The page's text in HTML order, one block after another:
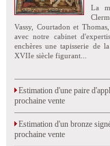
La
Vassy, Courtadon et
avec notre cabinet
enchères une tapisserie de
XVIIe siècle figurant...
Estimation d'une paire
prochaine vente
Estimation d'un bronze
prochaine vente